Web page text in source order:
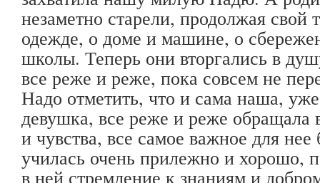
незаметно старели, продолжая свой
одежде, о доме и машине, о
школы. Теперь они вторгались в
все реже и реже, пока совсем не
Надо отметить, что и сама наша,
девушка, все реже и реже
и чувства, все самое важное для
училась очень прилежно и хорошо,
в ней стремление к знаниям и